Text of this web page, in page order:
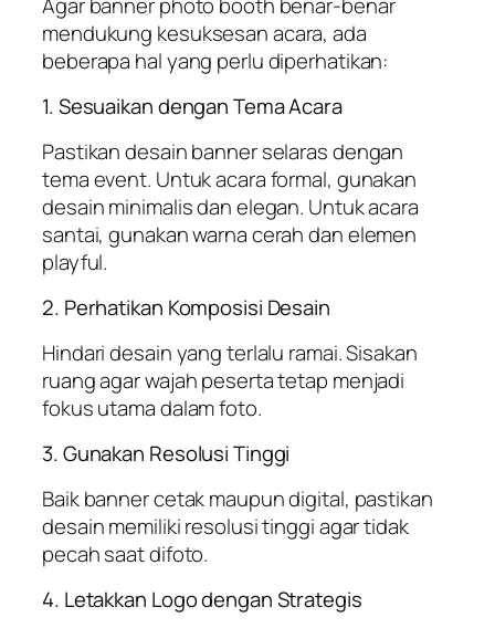
mendukung kesuksesan acara, ada
beberapa hal yang perlu diperhatikan:
1. Sesuaikan dengan Tema Acara
Pastikan desain banner selaras dengan
tema event. Untuk acara formal, gunakan
desain minimalis dan elegan. Untuk acara
santai, gunakan warna cerah dan elemen
playful.
2. Perhatikan Komposisi Desain
Hindari desain yang terlalu ramai. Sisakan
ruang agar wajah peserta tetap menjadi
fokus utama dalam foto.
3. Gunakan Resolusi Tinggi
Baik banner cetak maupun digital, pastikan
desain memiliki resolusi tinggi agar tidak
pecah saat difoto.
4. Letakkan Logo dengan Strategis